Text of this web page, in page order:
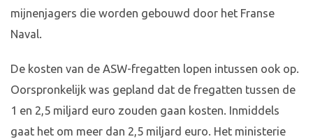
mijnenjagers die worden gebouwd door het Franse
Naval.
De kosten van de ASW-fregatten lopen intussen ook op.
Oorspronkelijk was gepland dat de fregatten tussen de
1 en 2,5 miljard euro zouden gaan kosten. Inmiddels
gaat het om meer dan 2,5 miljard euro. Het ministerie